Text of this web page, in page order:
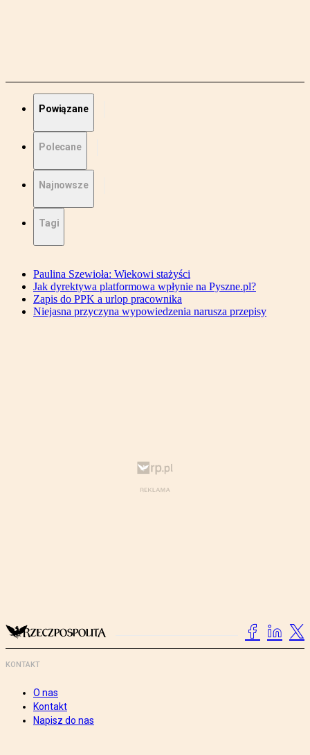
Powiązane
Polecane
Najnowsze
Tagi
Paulina Szewioła: Wiekowi stażyści
Jak dyrektywa platformowa wpłynie na Pyszne.pl?
Zapis do PPK a urlop pracownika
Niejasna przyczyna wypowiedzenia narusza przepisy
KONTAKT
O nas
Kontakt
Napisz do nas